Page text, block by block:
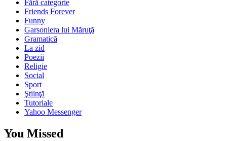
Fără categorie
Friends Forever
Funny
Garsoniera lui Măruţă
Gramatică
La zid
Poezii
Religie
Social
Sport
Ştiinţă
Tutoriale
Yahoo Messenger
You Missed